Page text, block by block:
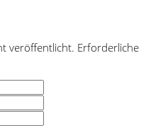
veröffentlicht. Erforderliche